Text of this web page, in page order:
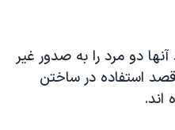
دو مرد را به صدور غیر
قصد استفاده در ساختن
اند.